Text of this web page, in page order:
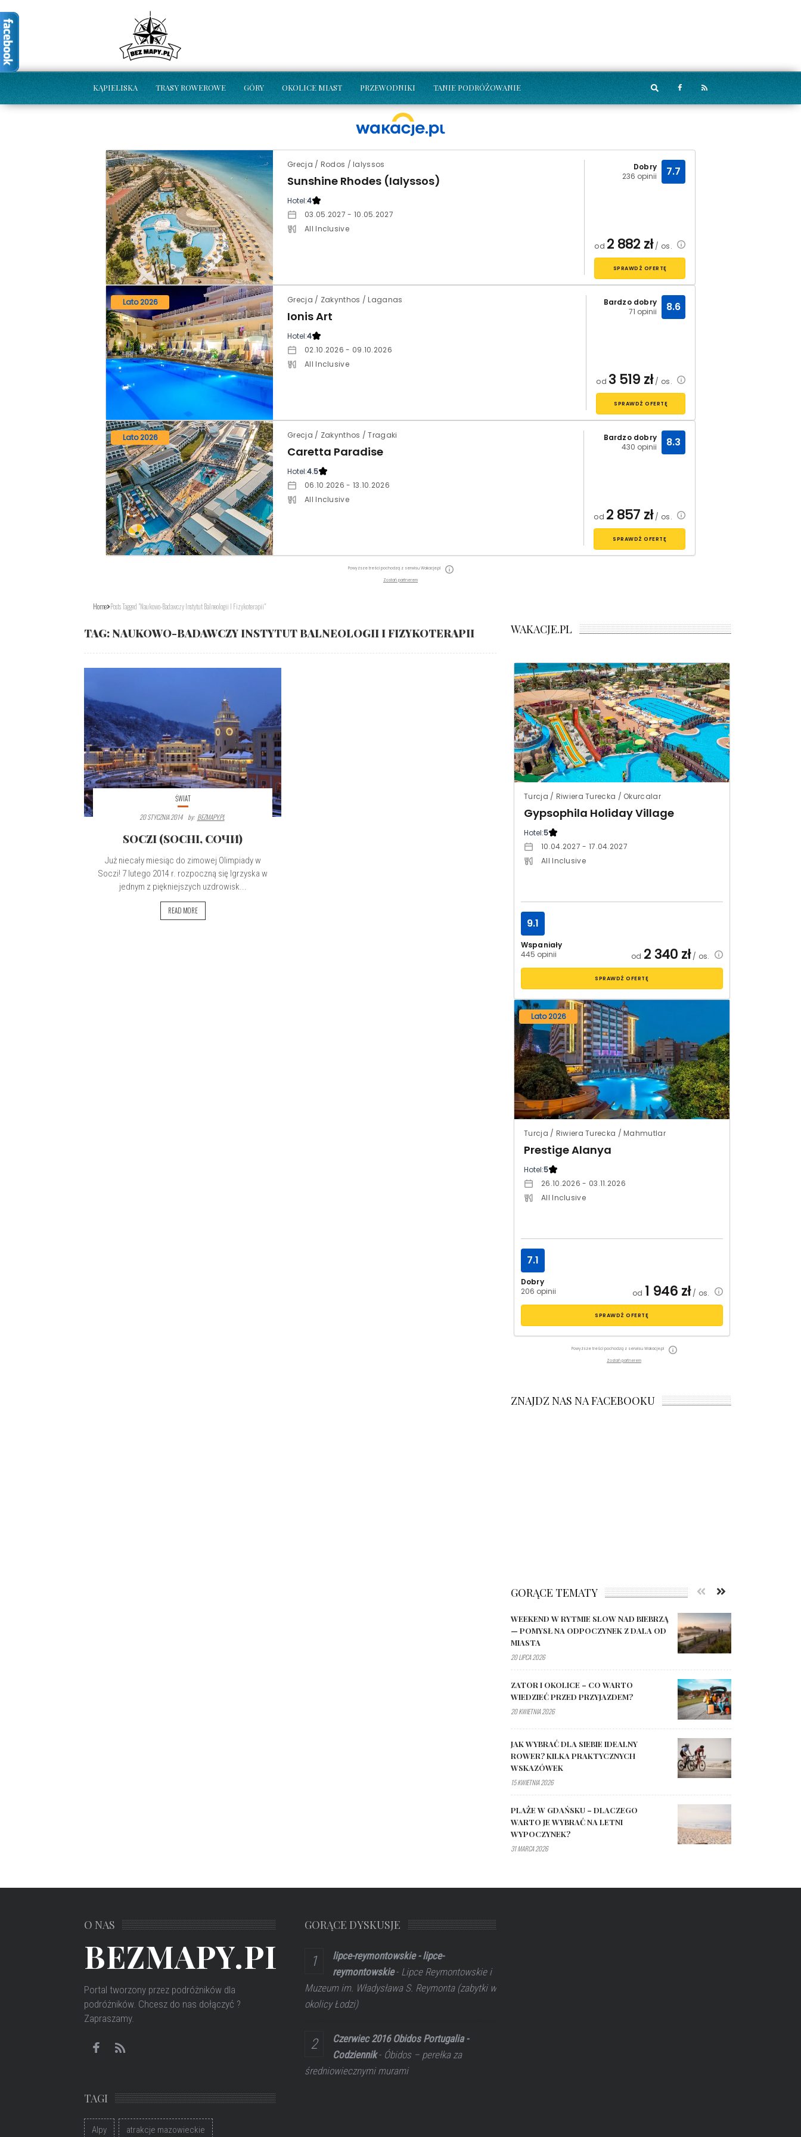
KĄPIELISKA TRASY ROWEROWE GÓRY OKOLICE MIAST PRZEWODNIKI TANIE PODRÓŻOWANIE
Grecja / Rodos / Ialyssos
Sunshine Rhodes (Ialyssos)
Hotel:4
03.05.2027 - 10.05.2027
All Inclusive
Dobry
236 opinii
7.7
od 2 882 zł/ os.
SPRAWDŹ OFERTĘ
Lato 2026 Grecja / Zakynthos / Laganas
Ionis Art
Hotel:4
02.10.2026 - 09.10.2026
All Inclusive
Bardzo dobry
71 opinii
8.6
od 3 519 zł/ os.
SPRAWDŹ OFERTĘ
Lato 2026 Grecja / Zakynthos / Tragaki
Caretta Paradise
Hotel:4.5
06.10.2026 - 13.10.2026
All Inclusive
Bardzo dobry
430 opinii
8.3
od 2 857 zł/ os.
SPRAWDŹ OFERTĘ
Powyższe treści pochodzą z serwisu Wakacje.pl
Zostań partnerem
Home Posts Tagged "Naukowo-Badawczy Instytut Balneologii I Fizykoterapii"
TAG: NAUKOWO-BADAWCZY INSTYTUT BALNEOLOGII I FIZYKOTERAPII
ŚWIAT
20 STYCZNIA 2014 By: BEZMAPY.PL
SOCZI (SOCHI, СОЧИ)
Już niecały miesiąc do zimowej Olimpiady w
Soczi! 7 lutego 2014 r. rozpoczną się Igrzyska w
jednym z piękniejszych uzdrowisk...
READ MORE
WAKACJE.PL
Turcja / Riwiera Turecka / Okurcalar
Gypsophila Holiday Village
Hotel:5
10.04.2027 - 17.04.2027
All Inclusive
Wspaniały
445 opinii
9.1
od 2 340 zł/ os.
SPRAWDŹ OFERTĘ
Lato 2026
Turcja / Riwiera Turecka / Mahmutlar
Prestige Alanya
Hotel:5
26.10.2026 - 03.11.2026
All Inclusive
Dobry
206 opinii
7.1
od 1 946 zł/ os.
SPRAWDŹ OFERTĘ
Powyższe treści pochodzą z serwisu Wakacje.pl
Zostań partnerem
ZNAJDZ NAS NA FACEBOOKU
GORĄCE TEMATY
WEEKEND W RYTMIE SLOW NAD BIEBRZĄ
— POMYSŁ NA ODPOCZYNEK Z DALA OD
MIASTA
20 LIPCA 2026
ZATOR I OKOLICE – CO WARTO
WIEDZIEĆ PRZED PRZYJAZDEM?
20 KWIETNIA 2026
JAK WYBRAĆ DLA SIEBIE IDEALNY
ROWER? KILKA PRAKTYCZNYCH
WSKAZÓWEK
15 KWIETNIA 2026
PLAŻE W GDAŃSKU – DLACZEGO
WARTO JE WYBRAĆ NA LETNI
WYPOCZYNEK?
31 MARCA 2026
O NAS
BEZMAPY.PL
Portal tworzony przez podróżników dla
podróżników. Chcesz do nas dołączyć ?
Zapraszamy.
TAGI
Alpy atrakcje mazowieckie
GORĄCE DYSKUSJE
lipce-reymontowskie - lipce-
reymontowskie- Lipce Reymontowskie i
Muzeum im. Władysława S. Reymonta (zabytki w
okolicy Łodzi)
Czerwiec 2016 Obidos Portugalia -
Codziennik- Óbidos – perełka za
średniowiecznymi murami